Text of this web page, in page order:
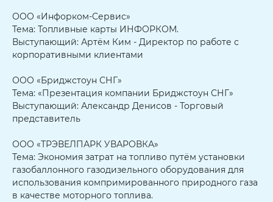
ООО «Инфорком-Сервис»
Тема: Топливные карты ИНФОРКОМ.
Выступающий: Артём Ким - Директор по работе с
корпоративными клиентами
ООО «Бриджстоун СНГ»
Тема: «Презентация компании Бриджстоун СНГ»
Выступающий: Александр Денисов - Торговый
представитель
ООО «ТРЭВЕЛПАРК УВАРОВКА»
Тема: Экономия затрат на топливо путём установки
газобаллонного газодизельного оборудования для
использования компримированного природного газа
в качестве моторного топлива.